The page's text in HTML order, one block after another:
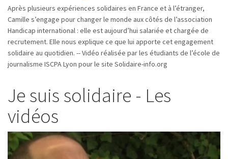
Après plusieurs expériences solidaires en France et à l’étranger,
Camille s’engage pour changer le monde aux côtés de l’association
Handicap international : elle est aujourd’hui salariée et chargée de
recrutement. Elle nous explique ce que lui apporte cet engagement
solidaire au quotidien. -- Vidéo réalisée par les étudiants de l’école de
journalisme ISCPA Lyon pour le site Solidaire-info.org
Je suis solidaire - Les
vidéos